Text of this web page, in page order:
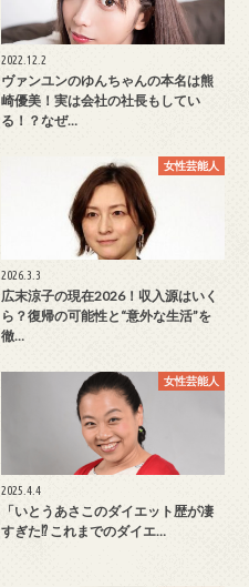
2022.12.2
ヴァンユンのゆんちゃんの本名は熊
崎優美！実は会社の社長もしてい
る！？なぜ…
女性芸能人
2026.3.3
広末涼子の現在2026！収入源はいく
ら？復帰の可能性と“意外な生活”を
徹…
女性芸能人
2025.4.4
「いとうあさこのダイエット歴が凄
すぎた⁉ これまでのダイエ…